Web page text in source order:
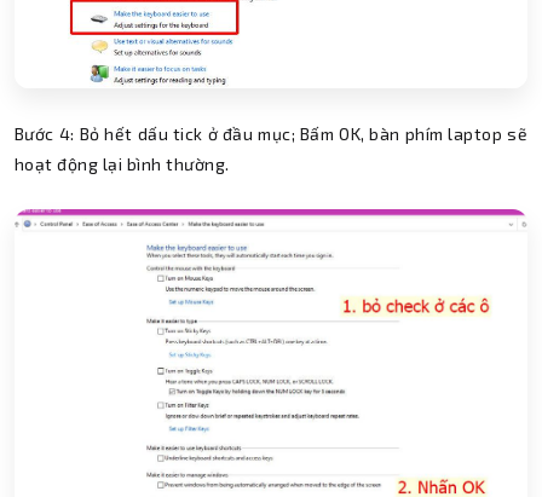
Bước 4: Bỏ hết dấu tick ở đầu mục; Bấm OK, bàn phím laptop sẽ
hoạt động lại bình thường.